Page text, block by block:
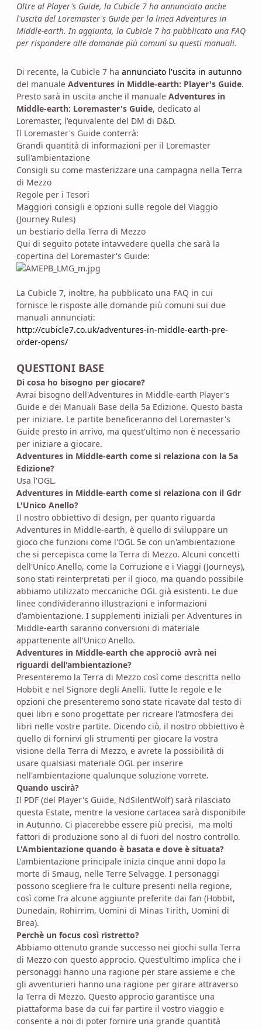
Oltre al Player's Guide, la Cubicle 7 ha annunciato anche
l'uscita del Loremaster's Guide per la linea Adventures in
Middle-earth. In aggiunta, la Cubicle 7 ha pubblicato una FAQ
per rispondere alle domande più comuni su questi manuali.
Di recente, la Cubicle 7 ha annunciato l'uscita in autunno
del manuale Adventures in Middle-earth: Player's Guide.
Presto sarà in uscita anche il manuale Adventures in
Middle-earth: Loremaster's Guide, dedicato al
Loremaster, l'equivalente del DM di D&D.
Il Loremaster's Guide conterrà:
Grandi quantità di informazioni per il Loremaster
sull'ambientazione
Consigli su come masterizzare una campagna nella Terra
di Mezzo
Regole per i Tesori
Maggiori consigli e opzioni sulle regole del Viaggio
(Journey Rules)
un bestiario della Terra di Mezzo
Qui di seguito potete intavvedere quella che sarà la
copertina del Loremaster's Guide:
La Cubicle 7, inoltre, ha pubblicato una FAQ in cui
fornisce le risposte alle domande più comuni sui due
manuali annunciati:
http://cubicle7.co.uk/adventures-in-middle-earth-pre-
order-opens/
QUESTIONI BASE
Di cosa ho bisogno per giocare?
Avrai bisogno dell'Adventures in Middle-earth Player's
Guide e dei Manuali Base della 5a Edizione. Questo basta
per iniziare. Le partite beneficeranno del Loremaster's
Guide presto in arrivo, ma quest'ultimo non è necessario
per iniziare a giocare.
Adventures in Middle-earth come si relaziona con la 5a
Edizione?
Usa l'OGL.
Adventures in Middle-earth come si relaziona con il Gdr
L'Unico Anello?
Il nostro obbiettivo di design, per quanto riguarda
Adventures in Middle-earth, è quello di sviluppare un
gioco che funzioni come l'OGL 5e con un'ambientazione
che si percepisca come la Terra di Mezzo. Alcuni concetti
dell'Unico Anello, come la Corruzione e i Viaggi (Journeys),
sono stati reinterpretati per il gioco, ma quando possibile
abbiamo utilizzato meccaniche OGL già esistenti. Le due
linee condivideranno illustrazioni e informazioni
d'ambientazione. I supplementi iniziali per Adventures in
Middle-earth saranno conversioni di materiale
appartenente all'Unico Anello.
Adventures in Middle-earth che approciò avrà nei
riguardi dell'ambientazione?
Presenteremo la Terra di Mezzo così come descritta nello
Hobbit e nel Signore degli Anelli. Tutte le regole e le
opzioni che presenteremo sono state ricavate dal testo di
quei libri e sono progettate per ricreare l'atmosfera dei
libri nelle vostre partite. Dicendo ciò, il nostro obbiettivo è
quello di fornirvi gli strumenti per giocare la vostra
visione della Terra di Mezzo, e avrete la possibilità di
usare qualsiasi materiale OGL per inserire
nell'ambientazione qualunque soluzione vorrete.
Quando uscirà?
Il PDF (del Player's Guide, NdSilentWolf) sarà rilasciato
questa Estate, mentre la vesione cartacea sarà disponibile
in Autunno. Ci piacerebbe essere più precisi, ma molti
fattori di produzione sono al di fuori del nostro controllo.
L'Ambientazione quando è basata e dove è situata?
L'ambientazione principale inizia cinque anni dopo la
morte di Smaug, nelle Terre Selvagge. I personaggi
possono scegliere fra le culture presenti nella regione,
così come fra alcune aggiunte preferite dai fan (Hobbit,
Dunedain, Rohirrim, Uomini di Minas Tirith, Uomini di
Brea).
Perchè un focus così ristretto?
Abbiamo ottenuto grande successo nei giochi sulla Terra
di Mezzo con questo approcio. Quest'ultimo implica che i
personaggi hanno una ragione per stare assieme e che
gli avventurieri hanno una ragione per girare attraverso
la Terra di Mezzo. Questo approcio garantisce una
piattaforma base da cui far partire il vostro viaggio e
consente a noi di poter fornire una grande quantità